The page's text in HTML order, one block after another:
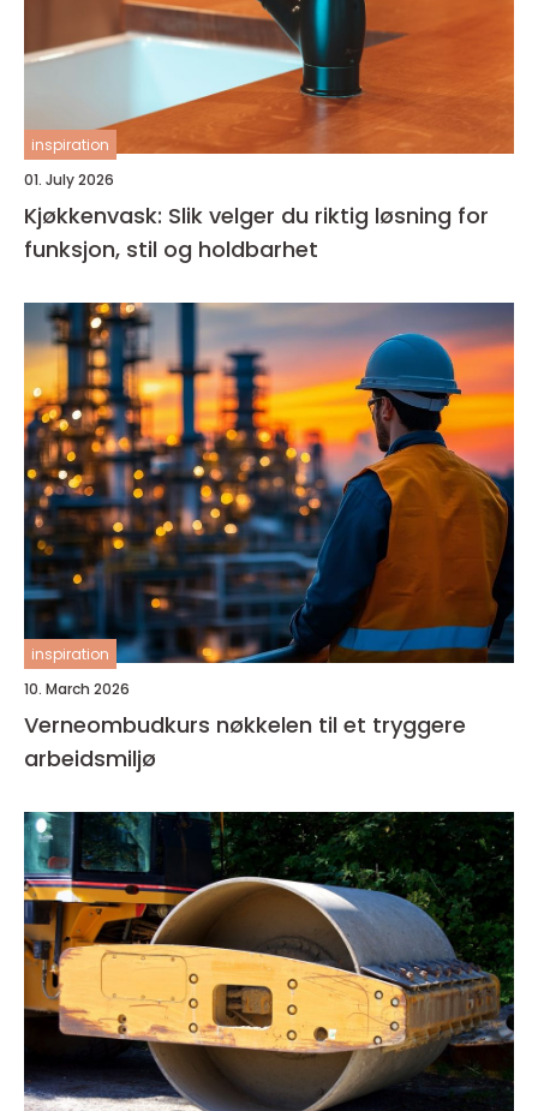
inspiration
01. July 2026
Kjøkkenvask: Slik velger du riktig løsning for
funksjon, stil og holdbarhet
inspiration
10. March 2026
Verneombudkurs nøkkelen til et tryggere
arbeidsmiljø